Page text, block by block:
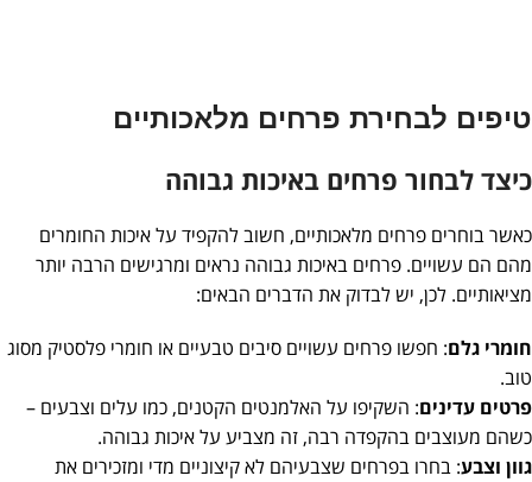
טיפים לבחירת פרחים מלאכותיים
כיצד לבחור פרחים באיכות גבוהה
כאשר בוחרים פרחים מלאכותיים, חשוב להקפיד על איכות החומרים
מהם הם עשויים. פרחים באיכות גבוהה נראים ומרגישים הרבה יותר
מציאותיים. לכן, יש לבדוק את הדברים הבאים:
חומרי גלם: חפשו פרחים עשויים סיבים טבעיים או חומרי פלסטיק מסוג
טוב.
פרטים עדינים: השקיפו על האלמנטים הקטנים, כמו עלים וצבעים –
כשהם מעוצבים בהקפדה רבה, זה מצביע על איכות גבוהה.
גוון וצבע: בחרו בפרחים שצבעיהם לא קיצוניים מדי ומזכירים את